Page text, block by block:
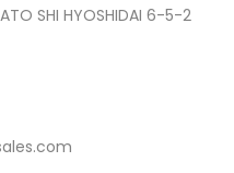
SHI HYOSHIDAI 6-5-2